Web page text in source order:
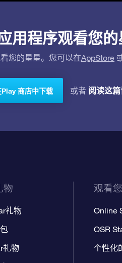
程序观看您的
您的星星。您可以在AppStore
Play 商店中下载 或者 阅读这
物
礼物
礼物
观看
Online
OSR
个性化